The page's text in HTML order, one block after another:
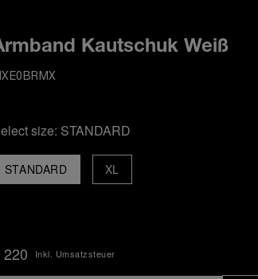
Kautschuk Weiß
size: STANDARD
STANDARD XL
220 Inkl. Umsatzsteuer